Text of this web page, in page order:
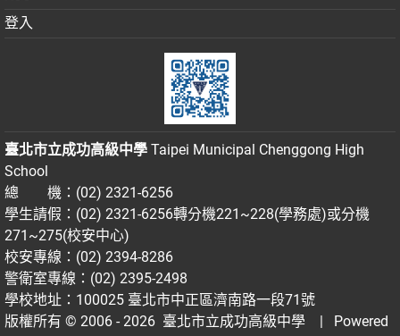
登入
臺北市立成功高級中學 Taipei Municipal Chenggong High
School
總 機：(02) 2321-6256
學生請假：(02) 2321-6256轉分機221~228(學務處)或分機
271~275(校安中心)
校安專線：(02) 2394-8286
警衛室專線：(02) 2395-2498
學校地址：100025 臺北市中正區濟南路一段71號
版權所有 © 2006 - 2026 臺北市立成功高級中學
| Powered